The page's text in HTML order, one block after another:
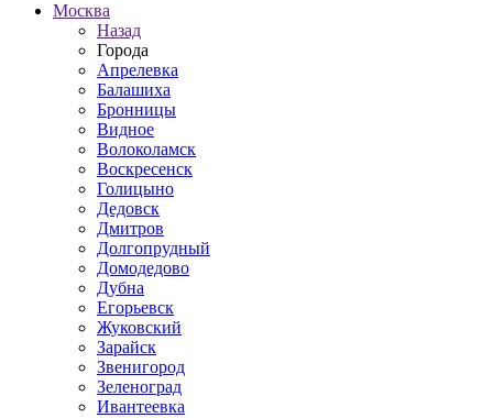
Москва
Назад
Города
Апрелевка
Балашиха
Бронницы
Видное
Волоколамск
Воскресенск
Голицыно
Дедовск
Дмитров
Долгопрудный
Домодедово
Дубна
Егорьевск
Жуковский
Зарайск
Звенигород
Зеленоград
Ивантеевка